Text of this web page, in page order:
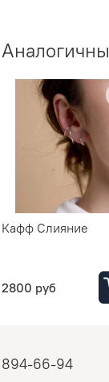
Кафф Слияние
2800 руб
66-94